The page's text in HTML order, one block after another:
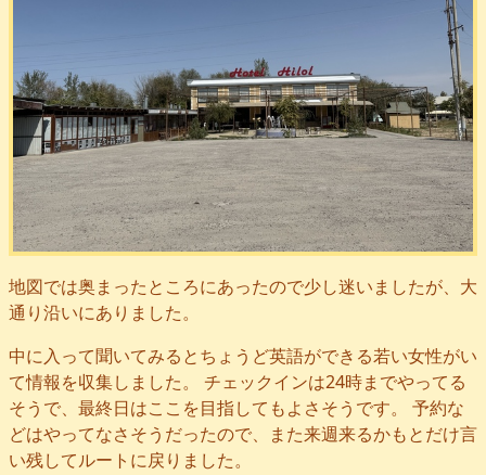
地図では奥まったところにあったので少し迷いましたが、大
通り沿いにありました。
中に入って聞いてみるとちょうど英語ができる若い女性がい
て情報を収集しました。 チェックインは24時までやってる
そうで、最終日はここを目指してもよさそうです。 予約な
どはやってなさそうだったので、また来週来るかもとだけ言
い残してルートに戻りました。